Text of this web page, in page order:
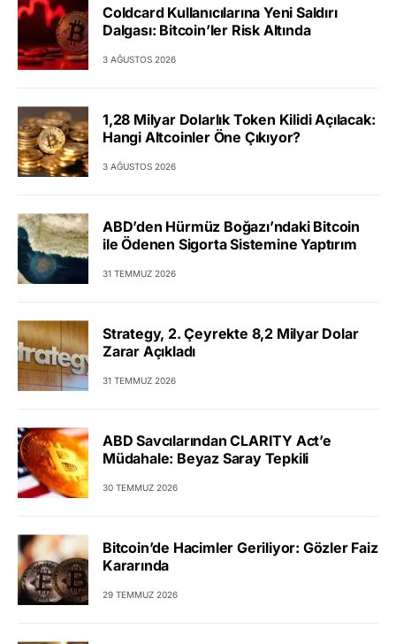
Coldcard Kullanıcılarına Yeni Saldırı
Dalgası: Bitcoin’ler Risk Altında
3 AĞUSTOS 2026
1,28 Milyar Dolarlık Token Kilidi Açılacak:
Hangi Altcoinler Öne Çıkıyor?
3 AĞUSTOS 2026
ABD’den Hürmüz Boğazı’ndaki Bitcoin
ile Ödenen Sigorta Sistemine Yaptırım
31 TEMMUZ 2026
Strategy, 2. Çeyrekte 8,2 Milyar Dolar
Zarar Açıkladı
31 TEMMUZ 2026
ABD Savcılarından CLARITY Act’e
Müdahale: Beyaz Saray Tepkili
30 TEMMUZ 2026
Bitcoin’de Hacimler Geriliyor: Gözler Faiz
Kararında
29 TEMMUZ 2026